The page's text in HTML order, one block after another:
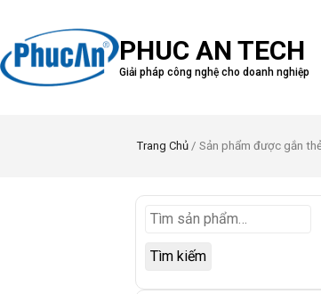
PHUC AN TECH
Giải pháp công nghệ cho doanh nghiệp
Trang Chủ / Sản phẩm được gắn
Tìm kiếm